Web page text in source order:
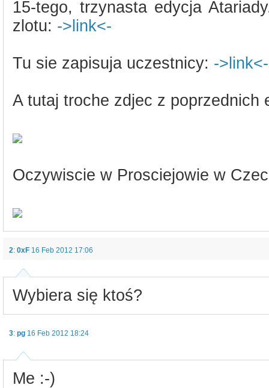
15-tego, trzynasta edycja
zlotu: ->link<-
Tu sie zapisuja uczestnicy: ->link<-
A tutaj troche zdjec z poprzednich
Oczywiscie w Prosciejowie w
2: 0xF 16 Feb 2012 17:06
Wybiera się ktoś?
3: pg 16 Feb 2012 18:24
Me :-)